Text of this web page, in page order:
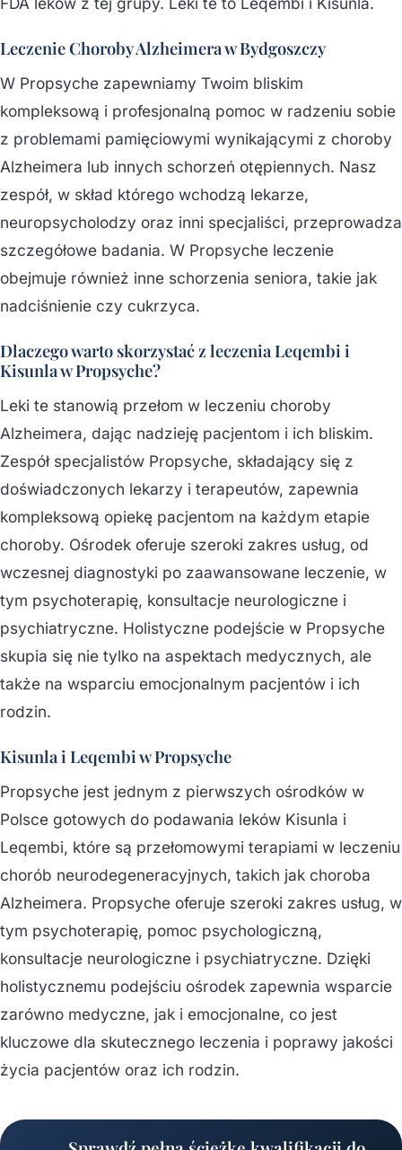
Leczenie Choroby Alzheimera w Bydgoszczy
W Propsyche zapewniamy Twoim bliskim
kompleksową i profesjonalną pomoc w radzeniu sobie
z problemami pamięciowymi wynikającymi z choroby
Alzheimera lub innych schorzeń otępiennych. Nasz
zespół, w skład którego wchodzą lekarze,
neuropsycholodzy oraz inni specjaliści, przeprowadza
szczegółowe badania. W Propsyche leczenie
obejmuje również inne schorzenia seniora, takie jak
nadciśnienie czy cukrzyca.
Dlaczego warto skorzystać z leczenia Leqembi i
Kisunla w Propsyche?
Leki te stanowią przełom w leczeniu choroby
Alzheimera, dając nadzieję pacjentom i ich bliskim.
Zespół specjalistów Propsyche, składający się z
doświadczonych lekarzy i terapeutów, zapewnia
kompleksową opiekę pacjentom na każdym etapie
choroby. Ośrodek oferuje szeroki zakres usług, od
wczesnej diagnostyki po zaawansowane leczenie, w
tym psychoterapię, konsultacje neurologiczne i
psychiatryczne. Holistyczne podejście w Propsyche
skupia się nie tylko na aspektach medycznych, ale
także na wsparciu emocjonalnym pacjentów i ich
rodzin.
Kisunla i Leqembi w Propsyche
Propsyche jest jednym z pierwszych ośrodków w
Polsce gotowych do podawania leków Kisunla i
Leqembi, które są przełomowymi terapiami w leczeniu
chorób neurodegeneracyjnych, takich jak choroba
Alzheimera. Propsyche oferuje szeroki zakres usług, w
tym psychoterapię, pomoc psychologiczną,
konsultacje neurologiczne i psychiatryczne. Dzięki
holistycznemu podejściu ośrodek zapewnia wsparcie
zarówno medyczne, jak i emocjonalne, co jest
kluczowe dla skutecznego leczenia i poprawy jakości
życia pacjentów oraz ich rodzin.